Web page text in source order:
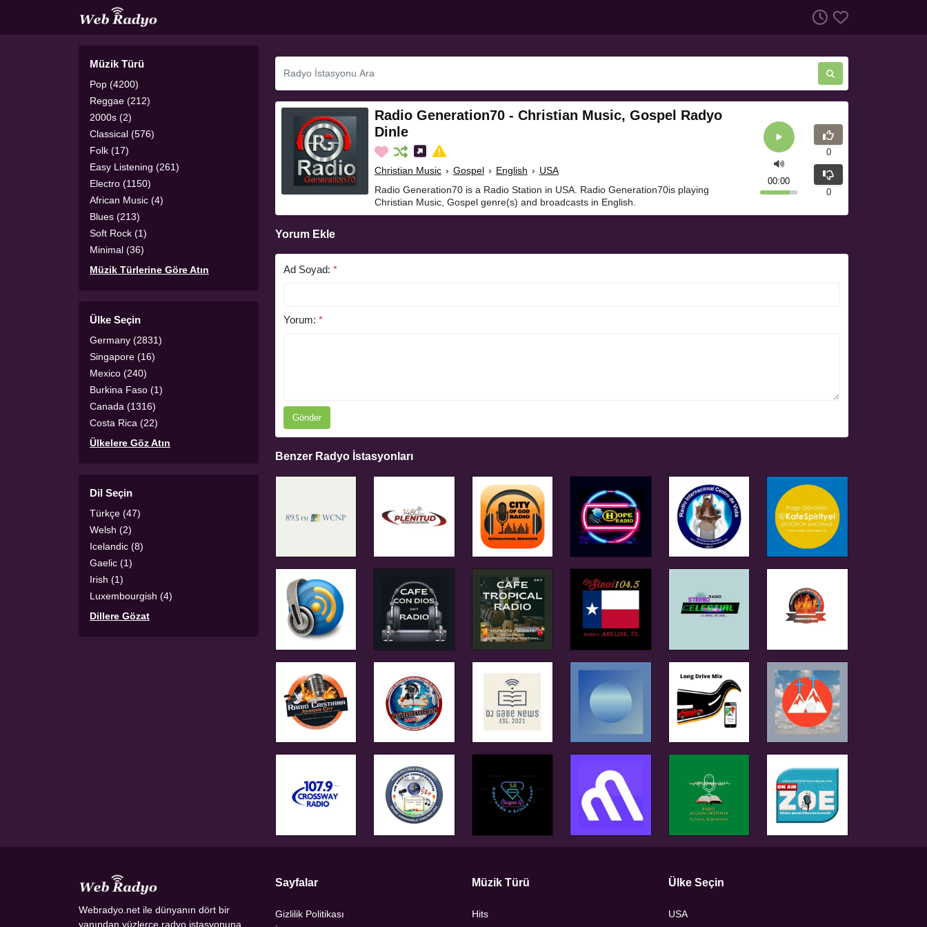
Müzik Türü
Pop (4200)
Reggae (212)
2000s (2)
Classical (576)
Folk (17)
Easy Listening (261)
Electro (1150)
African Music (4)
Blues (213)
Soft Rock (1)
Minimal (36)
Müzik Türlerine Göre Atın
Ülke Seçin
Germany (2831)
Singapore (16)
Mexico (240)
Burkina Faso (1)
Canada (1316)
Costa Rica (22)
Ülkelere Göz Atın
Dil Seçin
Türkçe (47)
Welsh (2)
Icelandic (8)
Gaelic (1)
Irish (1)
Luxembourgish (4)
Dillere Gözat
Radio Generation70 - Christian Music, Gospel Radyo
Dinle
Christian Music › Gospel › English › USA
Radio Generation70 is a Radio Station in USA. Radio Generation70is playing
Christian Music, Gospel genre(s) and broadcasts in English.
00:00
0
0
Yorum Ekle
Ad Soyad: *
Yorum: *
Gönder
Benzer Radyo İstasyonları
Webradyo.net ile dünyanın dört bir
yanından yüzlerce radyo istasyonuna
Sayfalar
Gizlilik Politikası
Müzik Türü
Hits
Ülke Seçin
USA